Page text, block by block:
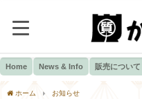
Home News & Info 販売について
ホーム
お知らせ